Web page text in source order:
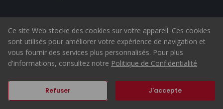
Ce site Web stocke des cookies sur votre appareil. Ces cookies
sont utilisés pour améliorer votre expérience de navigation et
vous fournir des services plus personnalisés. Pour plus
d'informations, consultez notre Politique de Confidentialité
Refuser J'accepte